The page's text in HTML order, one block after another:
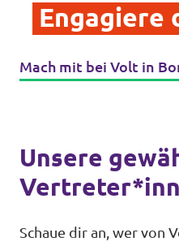
Engagiere
Mach mit bei Volt in
Unsere
Schaue dir an, wer von